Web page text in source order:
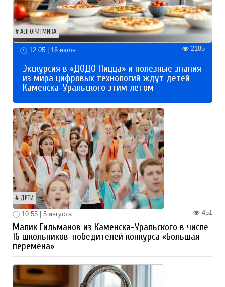
АЛГОРИТМИКА
12:05 | 16 июля 2185
Экскурсия в «ДОДО Пицца» и полезные знания
из мира цифровых технологий ждут детей
Каменска-Уральского этим летом
ДЕТИ
451
10:55 | 5 августа
Малик Гильманов из Каменска-Уральского в числе
16 школьников-победителей конкурса «Большая
перемена»